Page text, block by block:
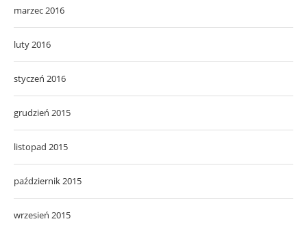
marzec 2016
luty 2016
styczeń 2016
grudzień 2015
listopad 2015
październik 2015
wrzesień 2015